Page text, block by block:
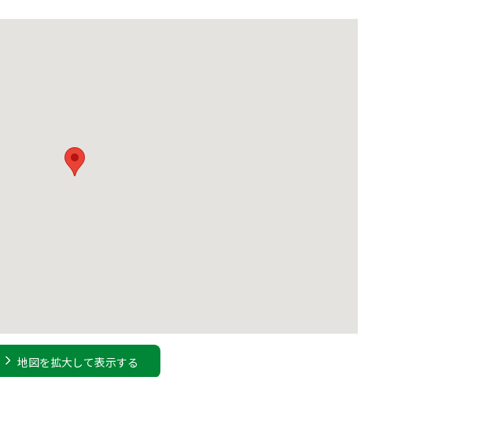
地図を拡大して表示する